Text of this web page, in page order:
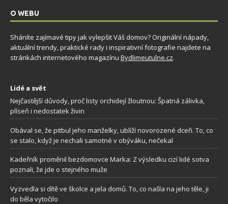
O WEBU
Sháníte zajímavé tipy jak vylepšit Váš domov? Originální nápady,
aktuální trendy, praktické rady i inspirativní fotografie najdete na
stránkách internetového magazínu Bydlimeutulne.cz.
Lidé a svět
Nejčastější důvody, proč listy orchidejí žloutnou: Špatná zálivka,
plíseň i nedostatek živin
Obával se, že pitbul jeho manželky, ublíží novorozené dceři. To, co
se stalo, když je nechali samotné v obýváku, nečekal
Kadeřník proměnil bezdomovce Marka: Z výsledku cizí lidé sotva
poznali, že jde o stejného muže
Vyzvedla si dítě ve školce a jela domů. To, co našla na jeho těle, ji
do běla vytočilo